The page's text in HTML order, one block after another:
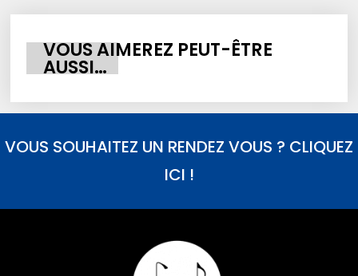
VOUS AIMEREZ PEUT-ÊTRE
AUSSI…
VOUS SOUHAITEZ UN RENDEZ VOUS ? CLIQUEZ
ICI !